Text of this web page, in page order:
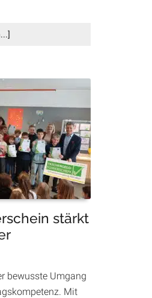
Infos
ein
mehr
hilft
als
jedes
Heim:
Housing
First
stärkt
bewusste Umgang
Mit